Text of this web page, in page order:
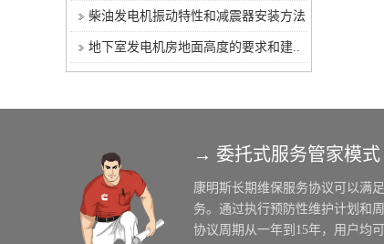
柴油发电机振动特性和减震器安装方法
地下室发电机房地面高度的要求和建..
→ 委托式服务管家模式